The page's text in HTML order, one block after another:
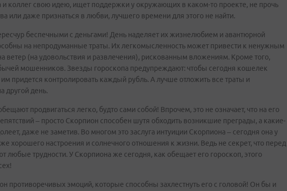
и коллег свою идею, ищет поддержки у окружающих в каком-то проекте, не прочь
или даже признаться в любви, лучшего времени для этого не найти.
беспечными с деньгами! День наделяет их жизнелюбием и авантюрной
на непродуманные траты. Их легкомысленность может привести к ненужным
ветер (на удовольствия и развлечения), рискованным вложениям. Кроме того,
мошенников. Звезды гороскопа предупреждают: чтобы сегодня кошелек
придется контролировать каждый рубль. А лучше отложить все траты и
другой день.
продвигаться легко, будто сами собой! Впрочем, это не означает, что на его
– просто Скорпион способен шутя обходить возникшие преграды, а какие-
даже не заметив. Во многом это заслуга интуиции Скорпиона – сегодня она у
хорошего настроения и солнечного отношения к жизни. Ведь не секрет, что перед
любые трудности. У Скорпиона же сегодня, как обещает его гороскоп, этого
противоречивых эмоций, которые способны захлестнуть его с головой! Он бы и